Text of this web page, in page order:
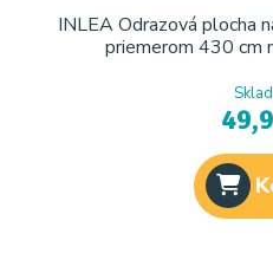
INLEA Odrazová plocha
priemerom 430 cm